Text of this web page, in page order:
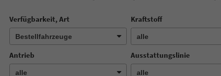
Verfügbarkeit, Art Kraftstoff
Antrieb Ausstattungslinie